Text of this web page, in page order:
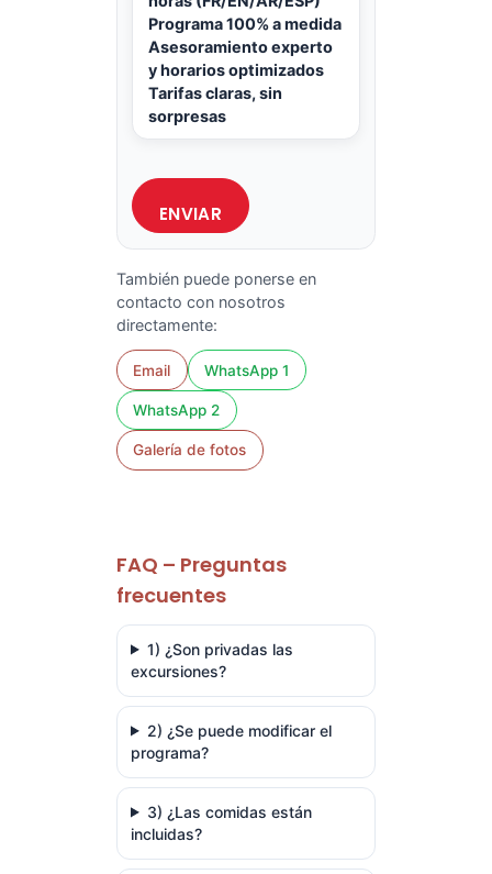
Programa 100% a medida
Asesoramiento experto
y horarios optimizados
Tarifas claras, sin
sorpresas
También puede ponerse en
contacto con nosotros
directamente:
Email WhatsApp 1
WhatsApp 2
Galería de fotos
FAQ – Preguntas
frecuentes
1) ¿Son privadas las
excursiones?
2) ¿Se puede modificar el
programa?
3) ¿Las comidas están
incluidas?